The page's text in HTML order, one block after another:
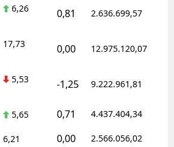
6,26 0,81 2.636.699,57
17,73 0,00 12.975.120,07
5,53 -1,25 9.222.961,81
5,65 0,71 4.437.404,34
6,21 0,00 2.566.056,02